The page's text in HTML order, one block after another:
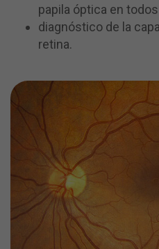
papila óptica en
diagnóstico de la
retina.